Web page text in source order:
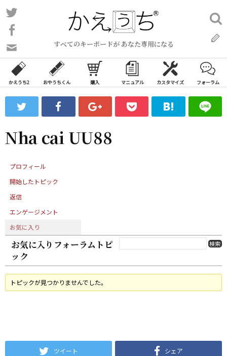
コ
ン
ン
ツ
ス
ッ
プ
すべてのキーボードが あなた専用になる
い
合
わ
フ
ォ
ム
検
索:
かえうち2 おやうちくん 購入 マニュアル カスタマイズ フォーラム
Nha cai UU88
プロフィール
開始したトピック
返信
エンゲージメント
お気に入り
お気に入りフォーラムトピ
ック
トピックが見つかりませんでした。
ツイート シェア